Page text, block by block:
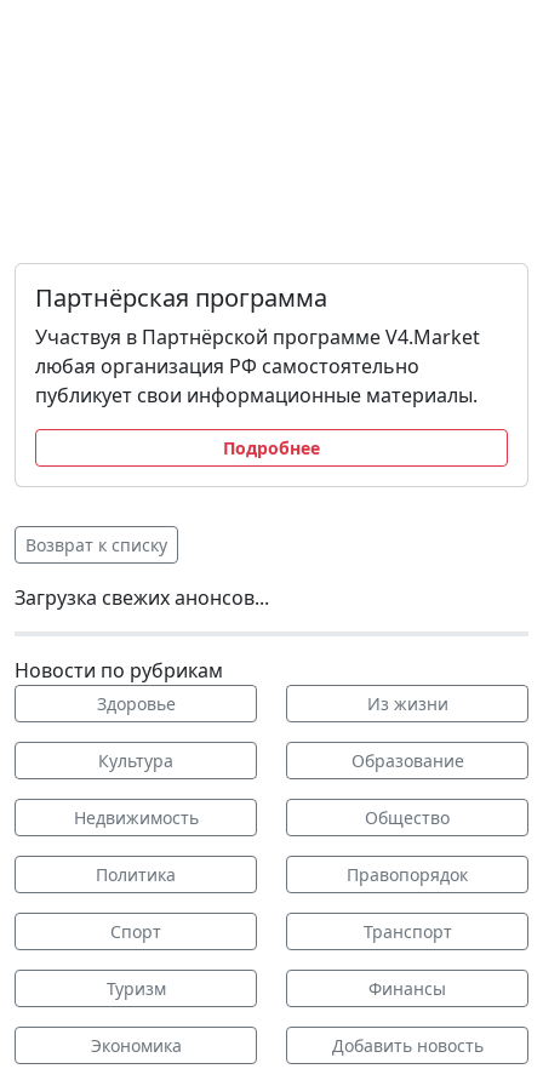
Партнёрская программа
Участвуя в Партнёрской программе V4.Market
любая организация РФ самостоятельно
публикует свои информационные материалы.
Подробнее
Возврат к списку
Загрузка свежих анонсов...
Новости по рубрикам
Здоровье Из жизни
Культура Образование
Недвижимость Общество
Политика Правопорядок
Спорт Транспорт
Туризм Финансы
Экономика Добавить новость